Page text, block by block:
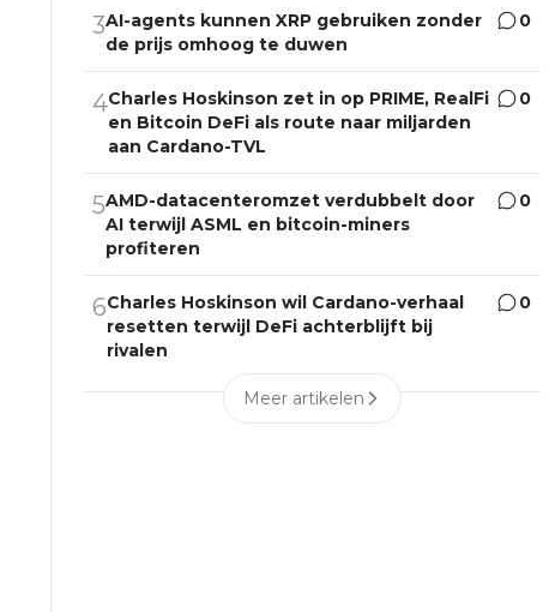
3AI-agents kunnen XRP gebruiken zonder
de prijs omhoog te duwen
0
4Charles Hoskinson zet in op PRIME, RealFi
en Bitcoin DeFi als route naar miljarden
aan Cardano-TVL
0
5AMD-datacenteromzet verdubbelt door
AI terwijl ASML en bitcoin-miners
profiteren
0
6Charles Hoskinson wil Cardano-verhaal
resetten terwijl DeFi achterblijft bij
rivalen
0
Meer artikelen